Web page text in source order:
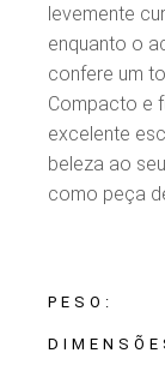
levemente
enquanto o
confere um
Compacto e
excelente
beleza ao
como peça
PESO